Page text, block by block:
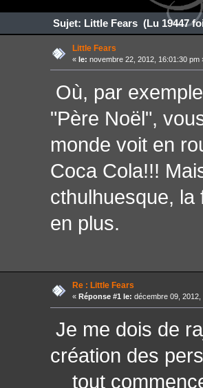
Sujet: Little Fears (Lu 19447
Little Fears
« le: novembre 22, 2012, 16:01:30 pm
Où, par
"Père Noël",
monde voit en
Coca Cola!!!
cthulhuesque,
en plus.
Re : Little Fears
« Réponse #1 le: décembre 09, 2012,
Je me dois de
création des
_tout